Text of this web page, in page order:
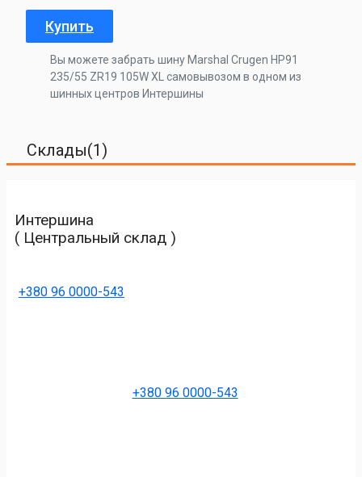
Купить
Вы можете забрать шину Marshal Crugen HP91
235/55 ZR19 105W XL самовывозом в одном из
шинных центров Интершины
Склады(1)
Интершина
( Центральный склад )
+380 96 0000-543
+380 96 0000-543